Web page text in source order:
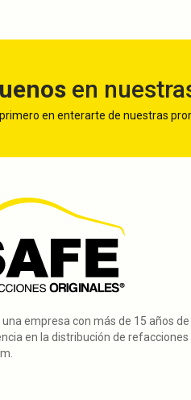
en
en enterarte de nuestras
empresa con más de 15 años de
en la distribución de